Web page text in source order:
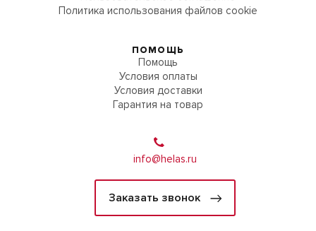
Политика использования файлов cookie
ПОМОЩЬ
Помощь
Условия оплаты
Условия доставки
Гарантия на товар
info@helas.ru
Заказать звонок